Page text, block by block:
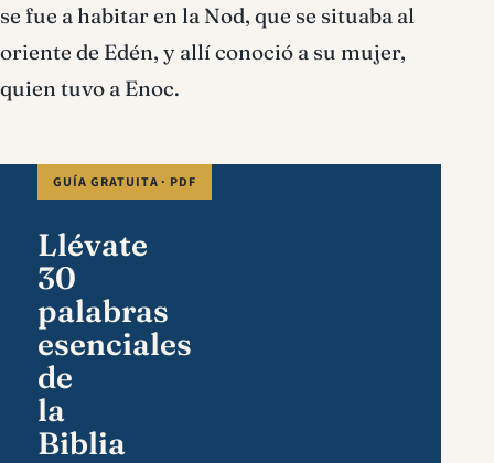
se fue a habitar en la Nod, que se situaba al
oriente de Edén, y allí conoció a su mujer,
quien tuvo a Enoc.
GUÍA GRATUITA · PDF
Llévate
30
palabras
esenciales
de
la
Biblia